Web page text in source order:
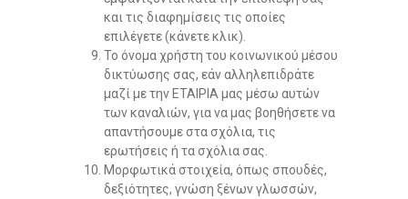
και τις διαφημίσεις τις οποίες
επιλέγετε (κάνετε κλικ).
Το όνομα χρήστη του κοινωνικού μέσου
δικτύωσης σας, εάν αλληλεπιδράτε
μαζί με την ΕΤΑΙΡΙΑ μας μέσω αυτών
των καναλιών, για να μας βοηθήσετε να
απαντήσουμε στα σχόλια, τις
ερωτήσεις ή τα σχόλια σας.
Μορφωτικά στοιχεία, όπως σπουδές,
δεξιότητες, γνώση ξένων γλωσσών,